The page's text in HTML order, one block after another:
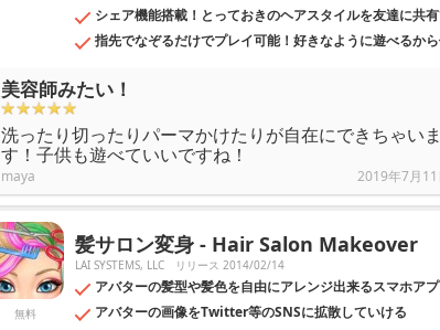
シェア機能搭載！とっておきのヘアスタイルを友達に共有
指先でなぞるだけでプレイ可能！好きなように遊べるか
美容師みたい！
洗ったり切ったりパーマかけたりが自在にできちゃいま
す！子供も遊べていいですね！
maya 2019年7月11
無料
髪サロン変身 - Hair Salon Makeover
LAI SYSTEMS, LLC リリース 2014/02/14
アバターの髪型や髪色を自由にアレンジ出来るスマホアプ
アバターの画像をTwitter等のSNSに拡散していける